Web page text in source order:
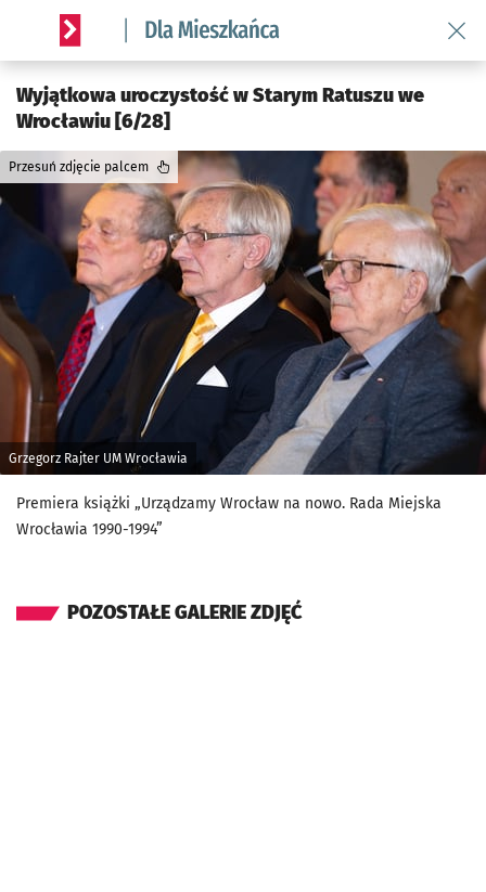
Serwis informacyjny wroclaw.pl podserwis: Dla mieszkańca
Wyjątkowa uroczystość w Starym Ratuszu we
Wrocławiu [6/28]
Grzegorz Rajter UM Wrocławia
Przesuń zdjęcie palcem
Premiera książki „Urządzamy Wrocław na nowo. Rada Miejska
Wrocławia 1990-1994”
POZOSTAŁE GALERIE ZDJĘĆ